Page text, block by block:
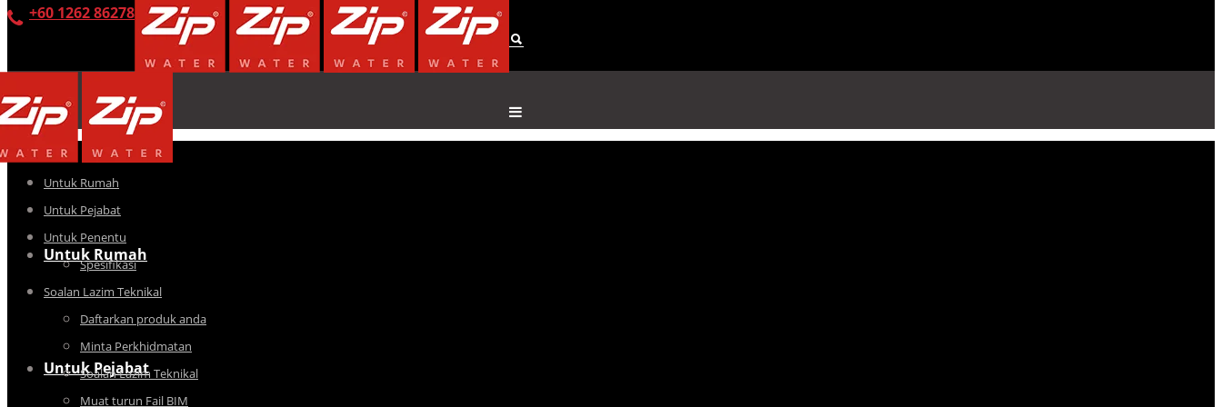
+60 1262 86278
Untuk Rumah
Untuk Pejabat
Untuk Rumah
Untuk Pejabat
Untuk Penentu
Spesifikasi
Soalan Lazim Teknikal
Daftarkan produk anda
Minta Perkhidmatan
Soalan Lazim Teknikal
Muat turun Fail BIM